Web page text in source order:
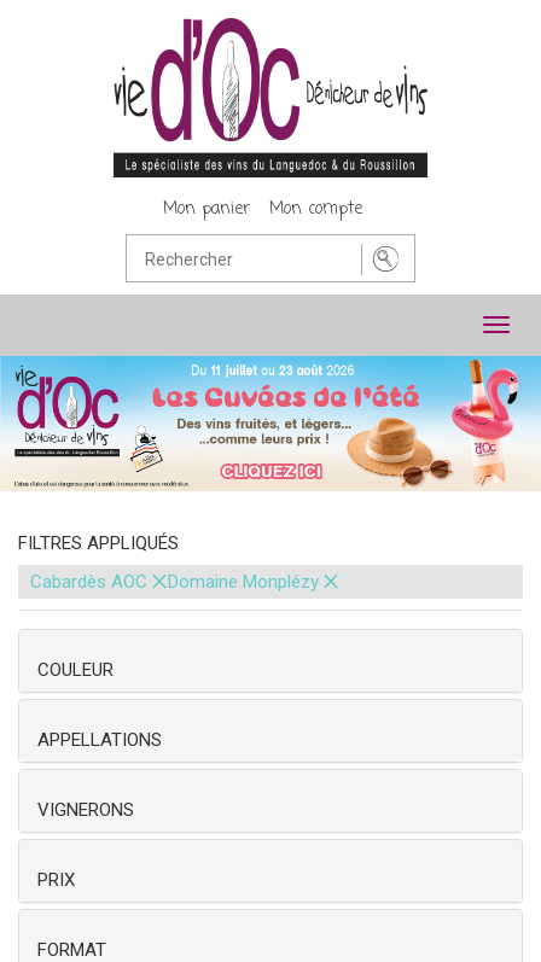
Mon panier Mon compte
FILTRES APPLIQUÉS
Cabardès AOC ×Domaine Monplézy ×
COULEUR
APPELLATIONS
VIGNERONS
PRIX
FORMAT